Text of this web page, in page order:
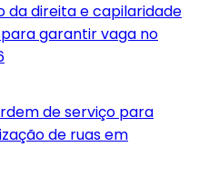
da direita e capilaridade
garantir vaga no
de serviço para
de ruas em